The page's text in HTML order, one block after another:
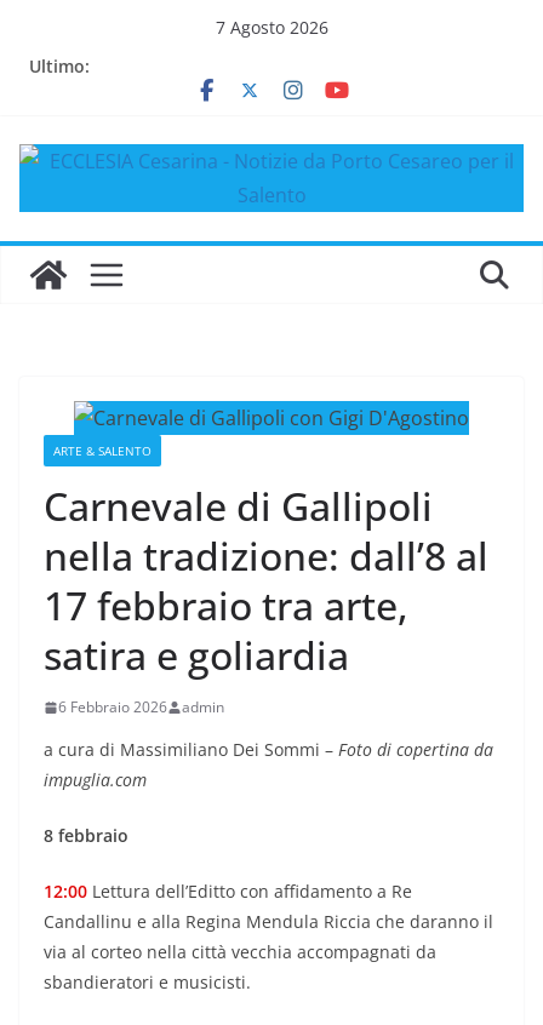
7 Agosto 2026
Ultimo:
ARTE & SALENTO
Carnevale di Gallipoli
nella tradizione: dall’8 al
17 febbraio tra arte,
satira e goliardia
6 Febbraio 2026 admin
a cura di Massimiliano Dei Sommi – Foto di copertina da
impuglia.com
8 febbraio
12:00 Lettura dell’Editto con affidamento a Re
Candallinu e alla Regina Mendula Riccia che daranno il
via al corteo nella città vecchia accompagnati da
sbandieratori e musicisti.